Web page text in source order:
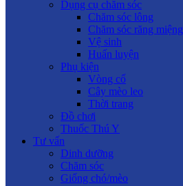
Dụng cụ chăm sóc
Chăm sóc lông
Chăm sóc răng miệng
Vệ sinh
Huấn luyện
Phụ kiện
Vòng cổ
Cây mèo leo
Thời trang
Đồ chơi
Thuốc Thú Y
Tư vấn
Dinh dưỡng
Chăm sóc
Giống chó/mèo